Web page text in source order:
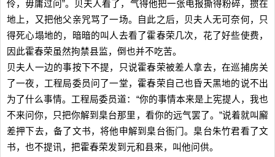
伶，毋庸过问”。贝夫人看了，气得他把一张电报撕得粉碎，掼在
地上，又把他父亲咒骂了一场。自此之后，贝夫人无可奈何，只
得死心塌地的，暗暗的叫人去看了霍春荣几次，花了好些使费，
因此霍春荣虽然拘禁县监，倒也并不吃苦。
贝夫人一边的事按下不提，只说霍春荣被差人拿去，在巡捕房关
了一夜，工程局委员问了一堂，霍春荣自己也昏天黑地的说不出
为了什么事情。工程局委员道：“你的事情本来是上宪提人，我也
不来问你，只把你解到臬台那里，看你的远气罢了。”说着就叫廨
差押下去，备了文书，将他申解到臬台衙门。臬台朱竹君看了文
书，也不提讯，把霍春荣发到元和县来，叫他问供。